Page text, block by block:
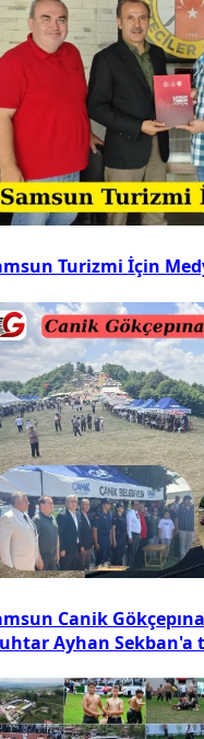
Turizmi İçin
Canik
Ayhan Sekban'a